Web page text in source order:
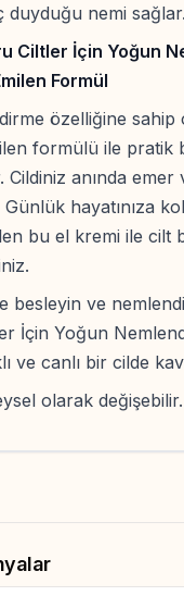
duyduğu nemi sağlar.
Ciltler İçin Yoğun
Formül
özelliğine sahip
formülü ile pratik
Cildiniz anında emer
Günlük hayatınıza
bu el kremi ile cilt
besleyin ve
İçin Yoğun
ve canlı bir cilde
olarak değişebilir.